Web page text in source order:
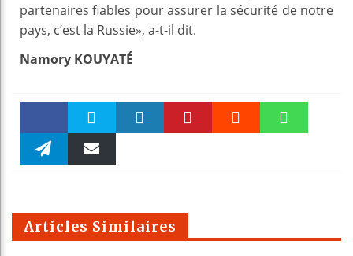
partenaires fiables pour assurer la sécurité de notre
pays, c’est la Russie», a-t-il dit.
Namory KOUYATÉ
Faceboo Twitter
m
Articles Similaires